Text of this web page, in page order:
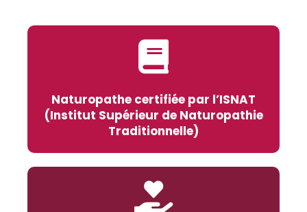
Naturopathe certifiée par l’ISNAT
(Institut Supérieur de Naturopathie
Traditionnelle)